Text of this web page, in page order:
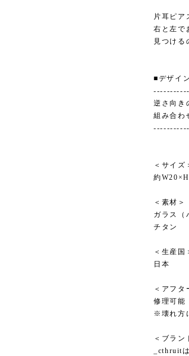
片耳ピア
右と左で
見つける
■デザイ
逆さ向き
組み合わ
＜サイズ
約
＜素材＞
ガラス（
チタン
＜生産国
日本
＜アフタ
修理可能
※壊れ方
＜ブラン
_cthruit